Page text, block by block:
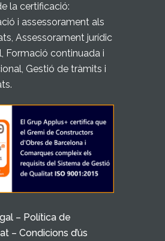
la certificació:
i assessorament als
Assessorament jurídic
Formació continuada i
Gestió de tràmits i
– Política de
– Condicions d’ús